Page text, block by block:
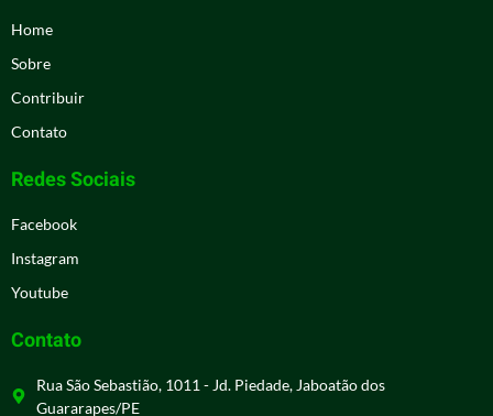
Home
Sobre
Contribuir
Contato
Redes Sociais
Facebook
Instagram
Youtube
Contato
Rua São Sebastião, 1011 - Jd. Piedade, Jaboatão dos
Guararapes/PE